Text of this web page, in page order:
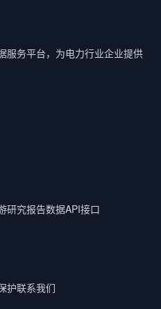
服务平台，为电力行业企业提供
研究报告数据API接口
护联系我们